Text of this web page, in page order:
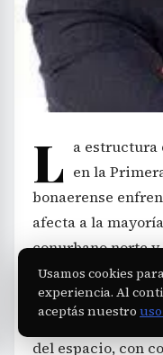
L a estructura
en la
bonaerense
afecta a la
conurbano norte
las disputas por
organismos
provocado una
del espacio, con
Usamos cookies
experiencia. Al
aceptás nuestro